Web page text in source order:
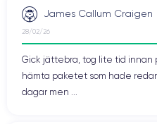
James Callum Craigen
28/02/26
Gick jättebra, tog lite tid innan
hämta paketet som hade
dagar men ...